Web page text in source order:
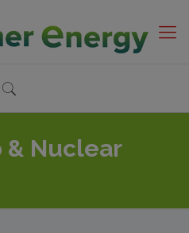
& Nuclear